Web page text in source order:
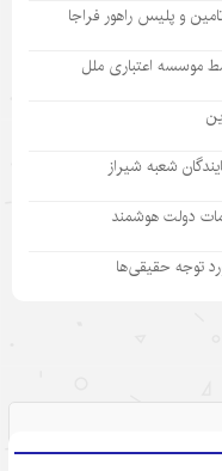
و پلیس راهور فراجا
شعبه شیراز
دولت هوشمند
توجه حقیقی‌ها